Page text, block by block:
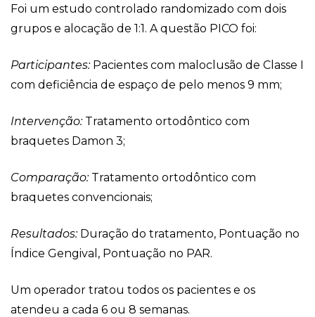
Foi um estudo controlado randomizado com dois
grupos e alocação de 1:1. A questão PICO foi:
Participantes:Pacientes com maloclusão de Classe I
com deficiência de espaço de pelo menos 9 mm;
Intervenção:Tratamento ortodôntico com
braquetes Damon 3;
Comparação:Tratamento ortodôntico com
braquetes convencionais;
Resultados:Duração do tratamento, Pontuação no
Índice Gengival, Pontuação no PAR.
Um operador tratou todos os pacientes e os
atendeu a cada 6 ou 8 semanas.